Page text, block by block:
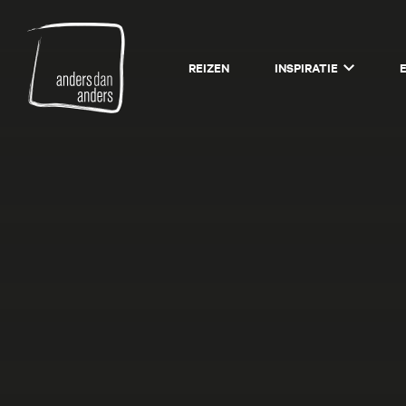
Anders
dan
Anders
REIZEN INSPIRATIE